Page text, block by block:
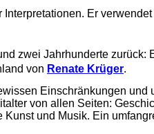
Er
zwei Jahrhunderte zurück:
von Renate Krüger.
Einschränkungen und
von allen Seiten:
und Musik. Ein